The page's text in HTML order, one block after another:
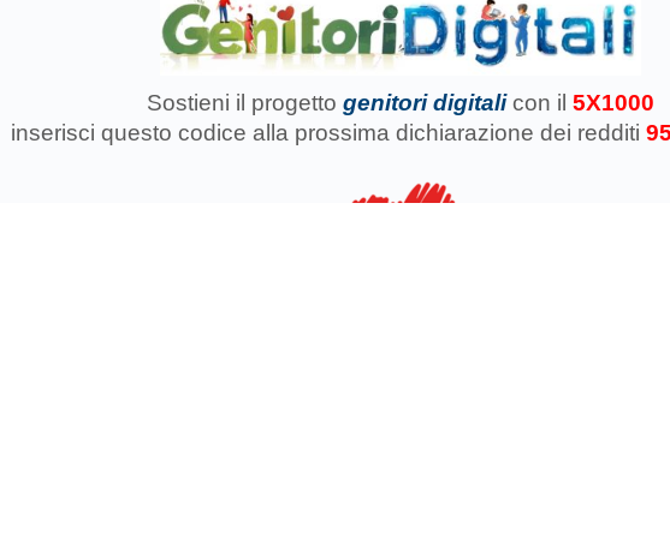
Sostieni il progetto genitori digitali con il 5X1000
inserisci questo codice alla prossima dichiarazione dei redditi